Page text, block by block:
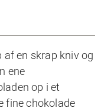
en skrap kniv og
ene
op i et
fine chokolade